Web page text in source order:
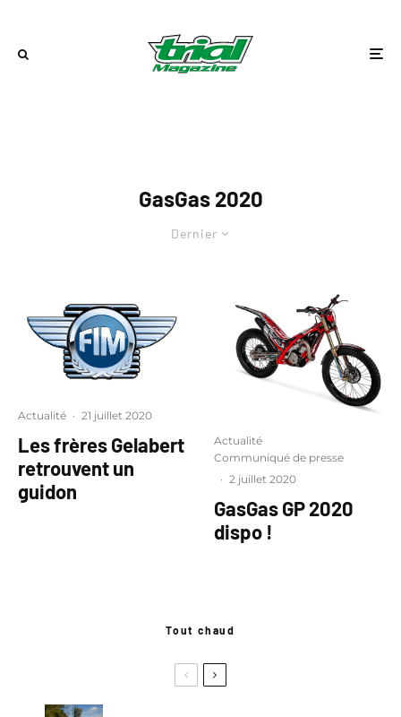
GasGas 2020
Dernier
Actualité · 21 juillet 2020
Les frères Gelabert
retrouvent un
guidon
Actualité
Communiqué de presse
· 2 juillet 2020
GasGas GP 2020
dispo !
Tout chaud